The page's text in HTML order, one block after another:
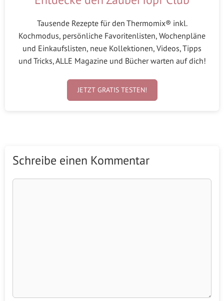
Tausende Rezepte für den Thermomix® inkl.
Kochmodus, persönliche Favoritenlisten, Wochenpläne
und Einkaufslisten, neue Kollektionen, Videos, Tipps
und Tricks, ALLE Magazine und Bücher warten auf dich!
JETZT GRATIS TESTEN!
Schreibe einen Kommentar